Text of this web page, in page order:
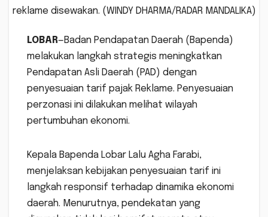
reklame disewakan. (WINDY DHARMA/RADAR MANDALIKA)
LOBAR—Badan Pendapatan Daerah (Bapenda)
melakukan langkah strategis meningkatkan
Pendapatan Asli Daerah (PAD) dengan
penyesuaian tarif pajak Reklame. Penyesuaian
perzonasi ini dilakukan melihat wilayah
pertumbuhan ekonomi.
Kepala Bapenda Lobar Lalu Agha Farabi,
menjelaksan kebijakan penyesuaian tarif ini
langkah responsif terhadap dinamika ekonomi
daerah. Menurutnya, pendekatan yang